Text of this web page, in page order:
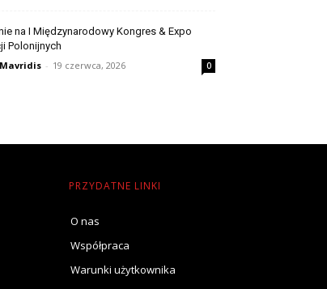
na I Międzynarodowy Kongres & Expo
Polonijnych
- 19 czerwca, 2026 0
PRZYDATNE LINKI
O nas
Współpraca
Warunki użytkownika